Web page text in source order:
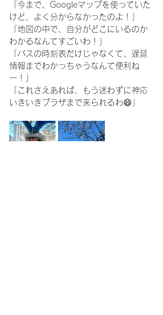
「今まで、Googleマップを使っていた
けど、よく分からなかったのよ！」
「地図の中で、自分がどこにいるのか
わかるなんてすごいわ！」
「バスの時刻表だけじゃなくて、遅延
情報までわかっちゃうなんて便利ね
ー！」
「これさえあれば、もう迷わずに神応
いきいきプラザまで来られるわ😄」